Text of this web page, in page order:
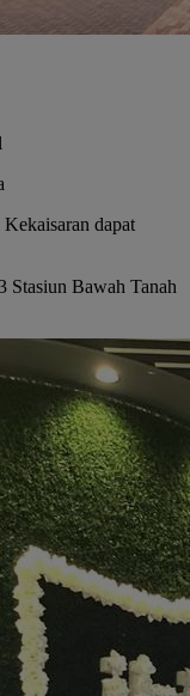
dapat
Stasiun Bawah Tanah